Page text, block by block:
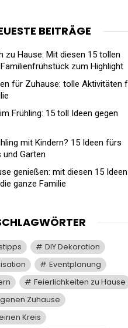
BEITRÄGE
zu Hause: Mit diesen 15 tollen
zum Highlight
für Zuhause: tolle Aktivitäten
Frühling: 15 toll Ideen gegen
mit Kindern? 15 Ideen fürs
und Garten
genießen: mit diesen 15 Ideen
ganze Familie
DIY Dekoration
Eventplanung
Feierlichkeiten zu Hause
Zuhause
Kreis